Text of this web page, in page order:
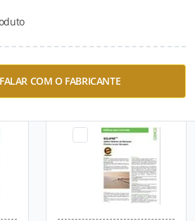
FALAR COM O FABRICANTE
Darapel™